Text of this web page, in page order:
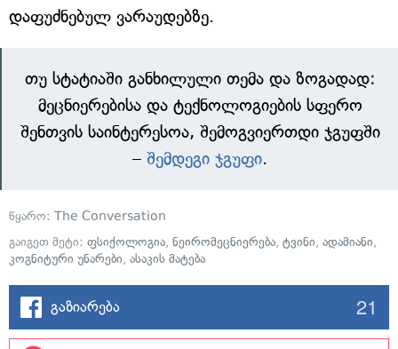
დაფუძნებულ ვარაუდებზე.
თუ სტატიაში განხილული თემა და ზოგადად:
მეცნიერებისა და ტექნოლოგიების სფერო
შენთვის საინტერესოა, შემოგვიერთდი ჯგუფში
– შემდეგი ჯგუფი.
წყარო: The Conversation
გაიგეთ მეტი: ფსიქოლოგია, ნეირომეცნიერება, ტვინი, ადამიანი,
კოგნიტური უნარები, ასაკის მატება
გაზიარება 21